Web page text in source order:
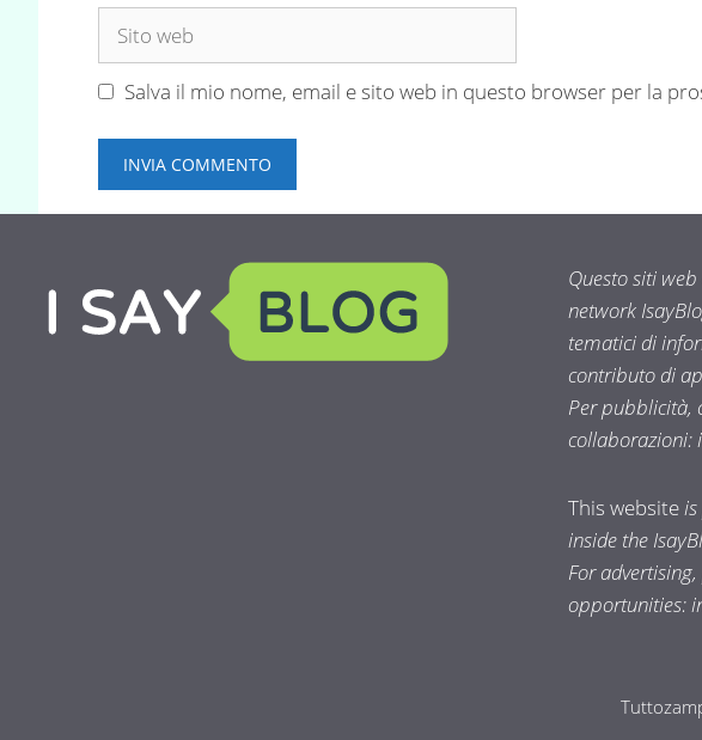
Sito
Salva il mio nome, email e sito web in questo browser per la
Questo siti web
network
tematici di
contributo di
Per pubblicità,
collaborazioni:
This websiteis
inside the
For
opportunities: